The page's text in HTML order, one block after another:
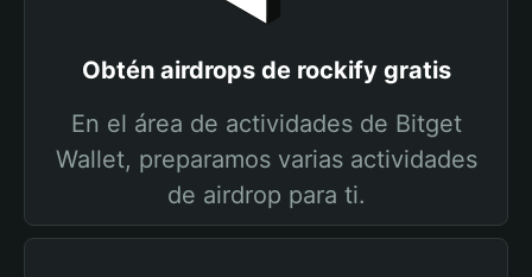
Obtén airdrops de rockify gratis
En el área de actividades de Bitget
Wallet, preparamos varias actividades
de airdrop para ti.